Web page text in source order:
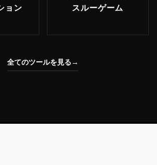
ョン
スルーゲーム
全てのツールを見る→